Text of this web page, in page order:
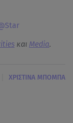
και Media.
ΧΡΙΣΤΙΝΑ ΜΠΟΜΠΑ